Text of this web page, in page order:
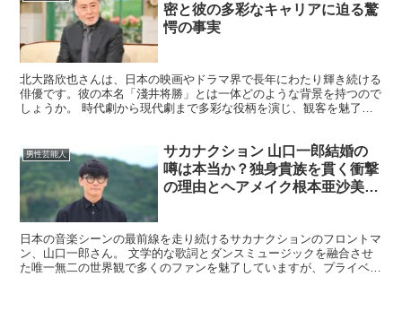
密と彼の多彩なキャリアに迫る驚
愕の事実
北大路欣也さんは、日本の映画やドラマ界で長年にわたり輝き続ける
俳優です。彼の本名「淺井将勝」とは一体どのような背景を持つので
しょうか。 時代劇から現代劇まで多彩な役柄を演じ、観客を魅了し
男性芸能人
サカナクション 山口一郎結婚の
噂は本当か？独身貴族を貫く衝撃
の理由とヘアメイク根本亜沙美と
日本の音楽シーンの最前線を走り続けるサカナクションのフロントマ
ン、山口一郎さん。 文学的な歌詞とダンスミュージックを融合させ
た唯一無二の世界観で多くのファンを魅了していますが、プライベー